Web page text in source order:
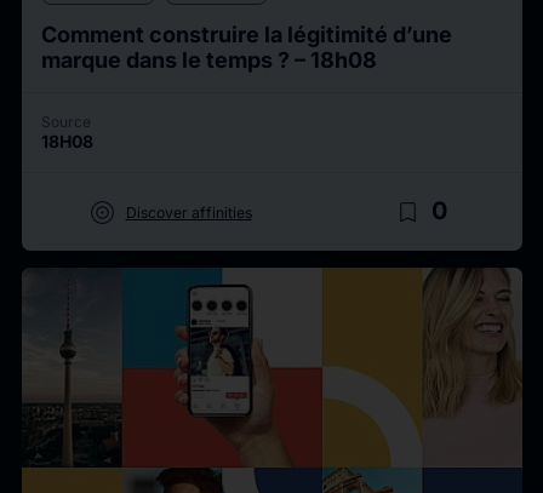
Comment construire la légitimité d’une
marque dans le temps ? – 18h08
Source
18H08
target Discover affinities bookmark_border 0